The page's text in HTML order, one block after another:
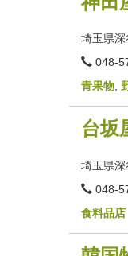
埼玉県深
電
番
号
048-
青果物
台坂
埼玉県深
電
番
号
048-
食料品店